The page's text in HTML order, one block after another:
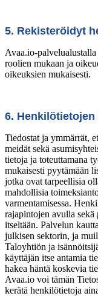
5. Rekisteröidyt
Avaa.io-
roolien mukaan ja
oikeuksien mukaisesti.
6. Henkilötietojen
Tiedostat ja ymmärrät,
meidät sekä
tietoja ja toteuttamana
mukaisesti pyytämään
jotka ovat tarpeellisia
mahdollisia
varmentamisessa.
rajapintojen avulla
itseltään. Palvelun
julkisen sektorin, ja
Taloyhtiön ja
käyttäjän itse antamia
hakea häntä koskevia
Avaa.io voi tämän
kerätä henkilötietoja